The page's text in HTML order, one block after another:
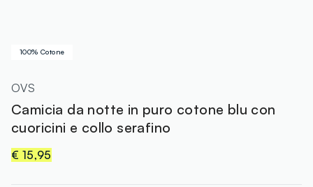
100% Cotone
OVS
Camicia da notte in puro cotone blu con
cuoricini e collo serafino
€ 15,95